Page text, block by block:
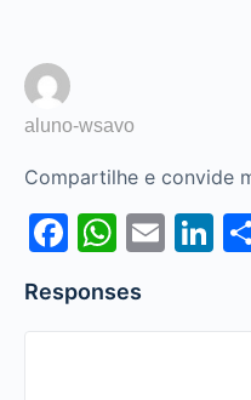
aluno-wsavo
Compartilhe e convide
Facebook
Responses